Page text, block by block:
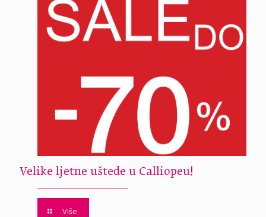
Velike ljetne uštede u Calliopeu!
Više